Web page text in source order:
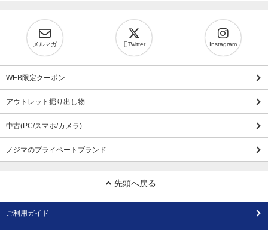
メルマガ 旧Twitter Instagram
WEB限定クーポン
アウトレット掘り出し物
中古(PC/スマホ/カメラ)
ノジマのプライベートブランド
先頭へ戻る
ご利用ガイド